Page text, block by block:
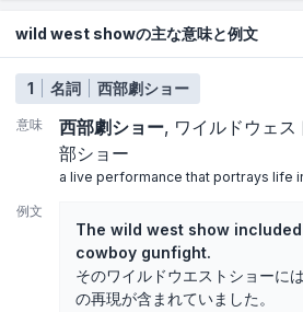
wild west showの主な意味と例文
1 名詞 西部劇ショー
意味 西部劇ショー ワイルドウェス
部ショー
a live performance that portrays life
例文
The wild west show
cowboy gunfight.
そのワイルドウエストショーに
の再現が含まれていました。